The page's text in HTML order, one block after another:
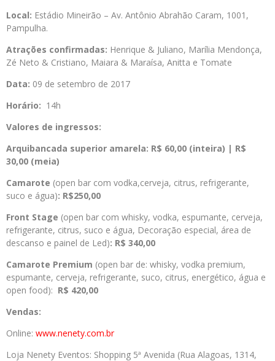
Local: Estádio Mineirão – Av. Antônio Abrahão Caram, 1001,
Pampulha.
Atrações confirmadas: Henrique & Juliano, Marília Mendonça,
Zé Neto & Cristiano, Maiara & Maraísa, Anitta e Tomate
Data: 09 de setembro de 2017
Horário: 14h
Valores de ingressos:
Arquibancada superior amarela: R$ 60,00 (inteira) | R$
30,00 (meia)
Camarote (open bar com vodka,cerveja, citrus, refrigerante,
suco e água): R$250,00
Front Stage (open bar com whisky, vodka, espumante, cerveja,
refrigerante, citrus, suco e água, Decoração especial, área de
descanso e painel de Led): R$ 340,00
Camarote Premium (open bar de: whisky, vodka premium,
espumante, cerveja, refrigerante, suco, citrus, energético, água e
open food): R$ 420,00
Vendas:
Online: www.nenety.com.br
Loja Nenety Eventos: Shopping 5ª Avenida (Rua Alagoas, 1314,